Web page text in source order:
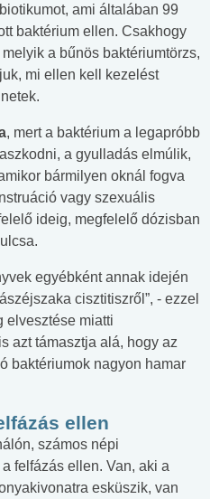
ami általában 99
baktérium ellen. Csakhogy
a bűnös baktériumtörzs,
mi ellen kell kezelést
, mert a baktérium a legapróbb
a gyulladás elmúlik,
bármilyen oknál fogva
vagy szexuális
ideig, megfelelő dózisban
egyébként annak idején
cisztitiszről”, - ezzel
elvesztése miatti
azt támasztja alá, hogy az
baktériumok nagyon hamar
ellen
számos népi
felfázás ellen. Van, aki a
esküszik, van